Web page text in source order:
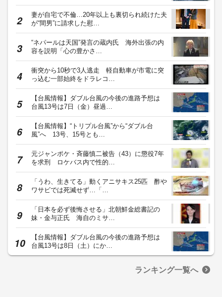
妻が自宅で不倫…20年以上も裏切られ続けた夫
が“間男”に請求した慰…
“ネパールは天国”発言の蔵内氏 海外出張の内
容を説明「心の豊かさ…
衝突から10秒で3人逃走 軽自動車が市電に突
っ込む一部始終をドラレコ…
【台風情報】ダブル台風の今後の進路予想は
台風13号は7日（金）昼過…
【台風情報】“トリプル台風”から“ダブル台
風”へ 13号、15号とも…
元ジャンポケ・斉藤慎二被告（43）に懲役7年
を求刑 ロケバス内で性的…
「うわ、生きてる」動くアニサキス25匹 酢や
ワサビでは死滅せず…「…
「日本を必ず後悔させる」北朝鮮金総書記の
妹・金与正氏 海自のミサ…
【台風情報】ダブル台風の今後の進路予想は
台風13号は8日（土）にか…
ランキング一覧へ